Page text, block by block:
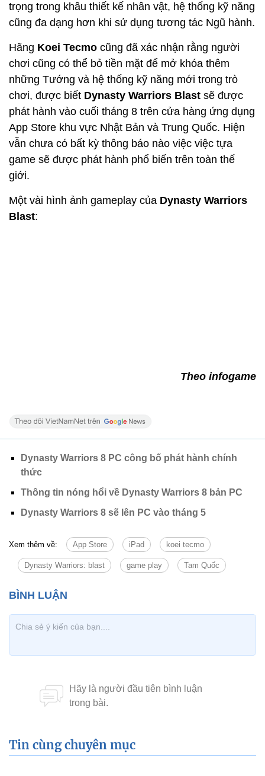
trọng trong khâu thiết kế nhân vật, hệ thống kỹ năng
cũng đa dạng hơn khi sử dụng tương tác Ngũ hành.
Hãng Koei Tecmo cũng đã xác nhận rằng người
chơi cũng có thể bỏ tiền mặt để mở khóa thêm
những Tướng và hệ thống kỹ năng mới trong trò
chơi, được biết Dynasty Warriors Blast sẽ được
phát hành vào cuối tháng 8 trên cửa hàng ứng dụng
App Store khu vực Nhật Bản và Trung Quốc. Hiện
vẫn chưa có bất kỳ thông báo nào việc việc tựa
game sẽ được phát hành phổ biến trên toàn thế
giới.
Một vài hình ảnh gameplay của Dynasty Warriors
Blast:
Theo infogame
Dynasty Warriors 8 PC công bố phát hành chính
thức
Thông tin nóng hổi về Dynasty Warriors 8 bản PC
Dynasty Warriors 8 sẽ lên PC vào tháng 5
Xem thêm về: App Store iPad koei tecmo
Dynasty Warriors: blast game play Tam Quốc
Tin cùng chuyên mục